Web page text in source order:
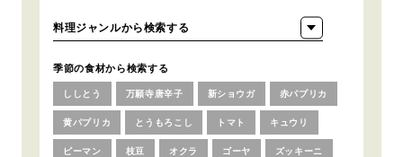
季節の食材から検索する
ししとう 万願寺唐辛子 新ショウガ 赤パプリカ
黄パプリカ とうもろこし トマト キュウリ
ピーマン 枝豆 オクラ ゴーヤ ズッキーニ